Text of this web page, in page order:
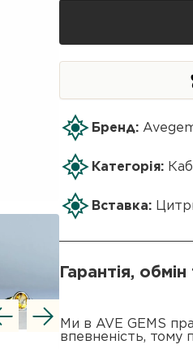
Бренд:
Категорія:
Вставка:
Гарантія,
Ми в AVE GEMS
впевненість, тому